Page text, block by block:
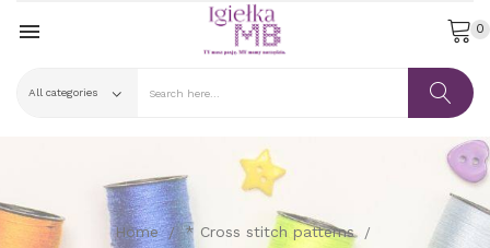
 0
Home
* Cross stitch patterns